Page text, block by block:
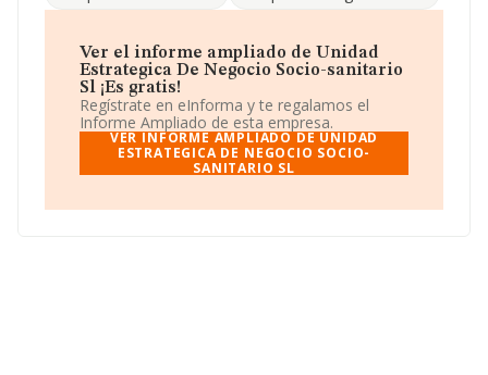
en Calle Bloc Dels Portuaris núm. 9, (46011), Valencia,
En relación con el sector y disponiendo de los datos de
hasta 72.271 empresas, a nivel nacional la facturación
asciende a 15.184 millones de euros y la media de
facturación de ventas entre todas las compañías
alcanza los 210 mil euros. En relación con la
información de la provincia de Valencia, en la base de
datos de INFORMA aparecen 3803 empresas, con
ampliar la información relativa a las compañías, la
Ver el informe ampliado de Unidad
Estrategica De Negocio Socio-sanitario
Sl ¡Es gratis!
Regístrate en eInforma y te regalamos el
Informe Ampliado de esta empresa.
VER INFORME AMPLIADO DE UNIDAD
ESTRATEGICA DE NEGOCIO SOCIO-
SANITARIO SL